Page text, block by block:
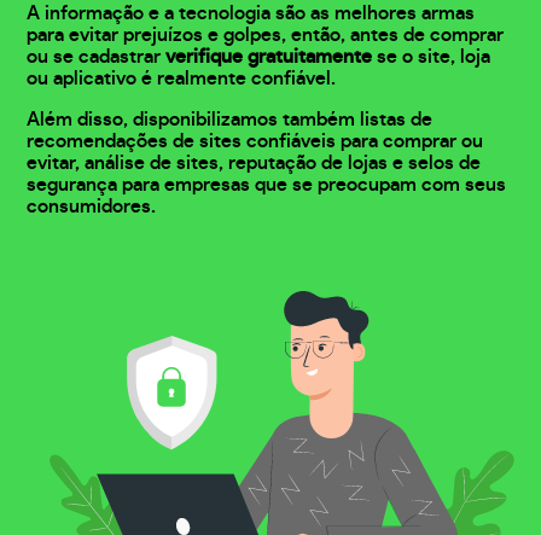
A informação e a tecnologia são as melhores armas
para evitar prejuízos e golpes, então, antes de comprar
ou se cadastrarverifique gratuitamente se o site, loja
ou aplicativo é realmente confiável.
Além disso, disponibilizamos também listas de
recomendações de sites confiáveis para comprar ou
evitar, análise de sites, reputação de lojas e selos de
segurança para empresas que se preocupam com seus
consumidores.